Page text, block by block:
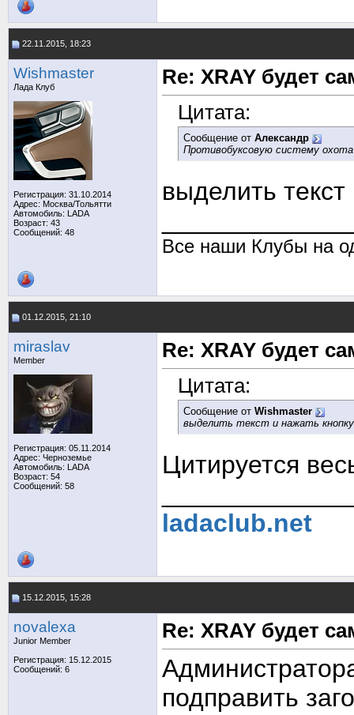
22.11.2015, 18:23
Wishmaster
Лада Клуб
Регистрация: 31.10.2014
Адрес: Москва/Тольятти
Автомобиль: LADA
Возраст: 43
Сообщений: 48
Re: XRAY будет
Цитата:
Сообщение от Александр
Противобуксовую систему
выделить
Все наши Клубы на
01.12.2015, 21:10
miraslav
Member
Регистрация: 05.11.2014
Адрес: Черноземье
Автомобиль: LADA
Возраст: 54
Сообщений: 58
Re: XRAY будет
Цитата:
Сообщение от Wishmaster
выделить текст и нажать
Цитируется
ladaclub.net
15.12.2015, 15:28
novalexa
Junior Member
Регистрация: 15.12.2015
Сообщений: 6
Re: XRAY будет
подправить